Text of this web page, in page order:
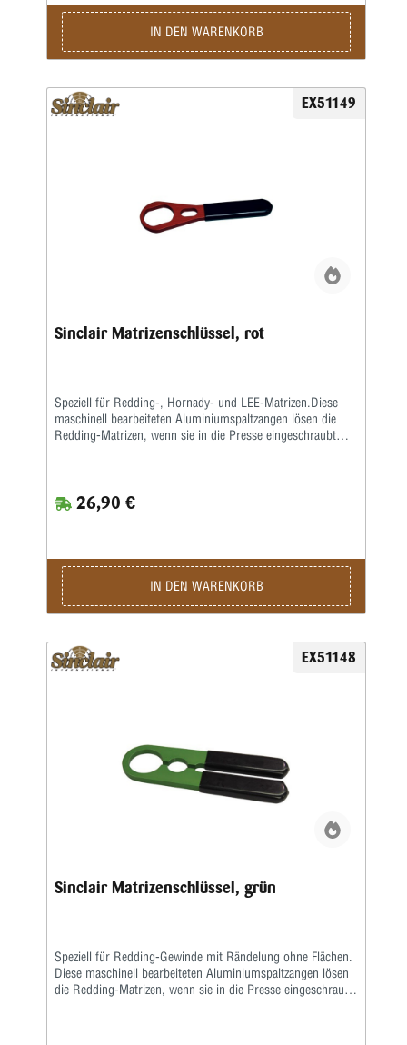
IN DEN WARENKORB
EX51149
Sinclair Matrizenschlüssel, rot
Speziell für Redding-, Hornady- und LEE-Matrizen.Diese
maschinell bearbeiteten Aluminiumspaltzangen lösen die
Redding-Matrizen, wenn sie in die Presse eingeschraubt
passt auf die kleinere gerändelte Sicherungsmutter oben auf
der Nachladematrize, die die Entkappungsbaugruppe
Sicherungsringen von Handladern mit einstellbaren Zangen
auftreten.
26,90 €
IN DEN WARENKORB
EX51148
Sinclair Matrizenschlüssel, grün
Speziell für Redding-Gewinde mit Rändelung ohne Flächen.
Diese maschinell bearbeiteten Aluminiumspaltzangen lösen
die Redding-Matrizen, wenn sie in die Presse eingeschraubt